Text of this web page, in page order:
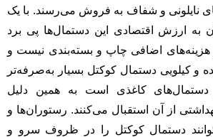
نایلونی و شفاف به فروش می‌رسند. با یک
به ارزش اقتصادی این دستمال‌ها پی برد
هزینه‌های اضافی چاپ و بسته‌بندی نیست و
و کیلویی دستمال کوکتل بسیار به‌صرفه‌تر
دستمال‌های کاغذی است به همین دلیل
از آن استقبال می‌کنند. رستوران‌ها و
دستمال کوکتل را در ظروف سرو و